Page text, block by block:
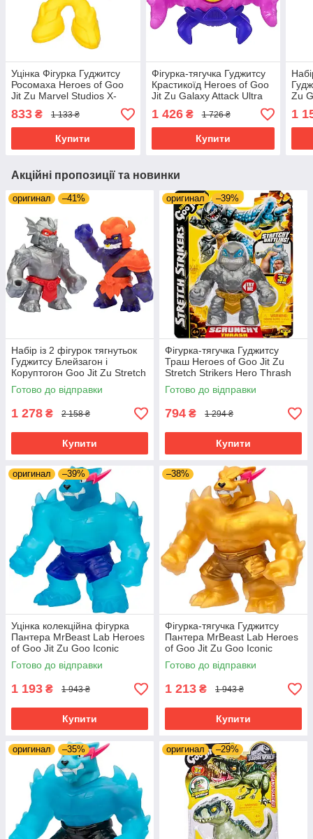
Уцінка Фігурка Гуджитсу
Росомаха Heroes of Goo
Jit Zu Marvel Studios X-
Men '97
833 ₴ 1 133 ₴
Купити
Фігурка-тягучка Гуджитсу
Крастикоїд Heroes of Goo
Jit Zu Galaxy Attack Ultra
Rare Crusticoid 41212
1 426₴ 1 726 ₴
Купити
Zu
1
Акційні пропозиції та новинки
оригинал –41%
Набір із 2 фігурок тягнутьок
Гуджитсу Блейзагон і
Коруптогон Goo Jit Zu Stretch
Strikers 42790
Готово до відправки
1 278 ₴ 2 158 ₴
Купити
оригинал –39%
Фігурка-тягучка Гуджитсу
Траш Heroes of Goo Jit Zu
Stretch Strikers Hero Thrash
42781
Готово до відправки
794 ₴ 1 294 ₴
Купити
оригинал –39%
Уцінка колекційна фігурка
Пантера MrBeast Lab Heroes
of Goo Jit Zu Goo Iconic
Panther ‎24737
Готово до відправки
1 193 ₴ 1 943 ₴
Купити
–38%
Фігурка-тягучка Гуджитсу
Пантера MrBeast Lab Heroes
of Goo Jit Zu Goo Iconic
Panther ‎24738
Готово до відправки
1 213 ₴ 1 943 ₴
Купити
оригинал –35% оригинал –29%